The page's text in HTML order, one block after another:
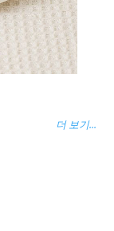
더 보기...